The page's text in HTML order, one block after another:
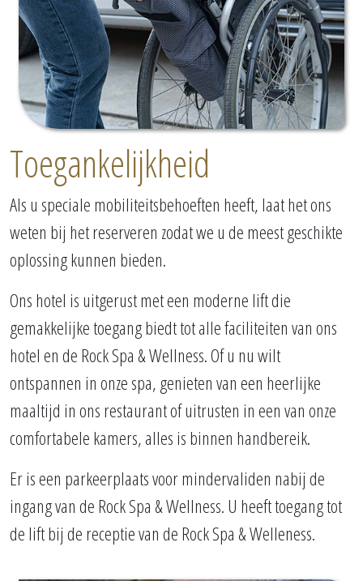
Toegankelijkheid
Als u speciale mobiliteitsbehoeften heeft, laat het ons
weten bij het reserveren zodat we u de meest geschikte
oplossing kunnen bieden.
Ons hotel is uitgerust met een moderne lift die
gemakkelijke toegang biedt tot alle faciliteiten van ons
hotel en de Rock Spa & Wellness. Of u nu wilt
ontspannen in onze spa, genieten van een heerlijke
maaltijd in ons restaurant of uitrusten in een van onze
comfortabele kamers, alles is binnen handbereik.
Er is een parkeerplaats voor mindervaliden nabij de
ingang van de Rock Spa & Wellness. U heeft toegang tot
de lift bij de receptie van de Rock Spa & Welleness.